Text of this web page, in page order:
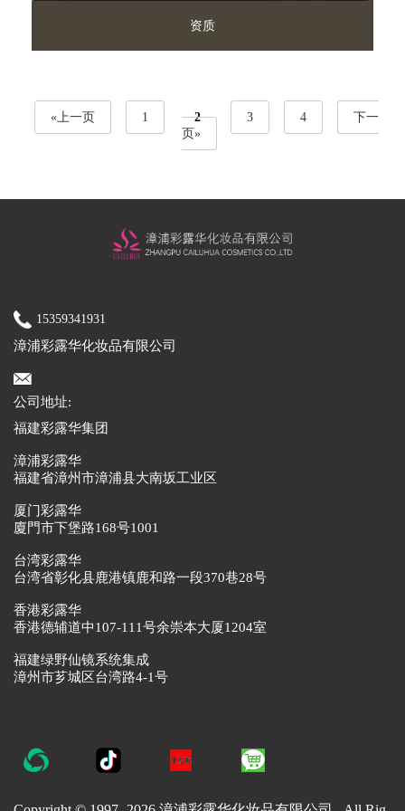
资质
«上一页 1 2 3 4
下一
页»
15359341931
漳浦彩露华化妆品有限公司
公司地址:
福建彩露华集团
漳浦彩露华
福建省漳州市漳浦县大南坂工业区
厦门彩露华
廈門市下堡路168号1001
台湾彩露华
台湾省彰化县鹿港镇鹿和路一段370巷28号
香港彩露华
香港德辅道中107-111号余崇本大厦1204室
福建绿野仙镜系统集成
漳州市芗城区台湾路4-1号